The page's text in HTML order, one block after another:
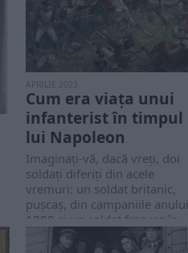
APRILIE 2023
Cum era viața unui
infanterist în timpul
lui Napoleon
Imaginați-vă, dacă vreți, doi
soldați diferiți din acele
vremuri: un soldat britanic,
pușcaș, din campaniile anului
1808 și un soldat francez în...